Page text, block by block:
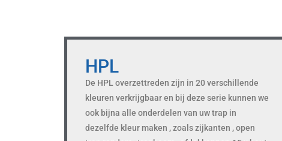
HPL
De HPL overzettreden zijn in 20 verschillende
kleuren verkrijgbaar en bij deze serie kunnen we
ook bijna alle onderdelen van uw trap in
dezelfde kleur maken , zoals zijkanten , open